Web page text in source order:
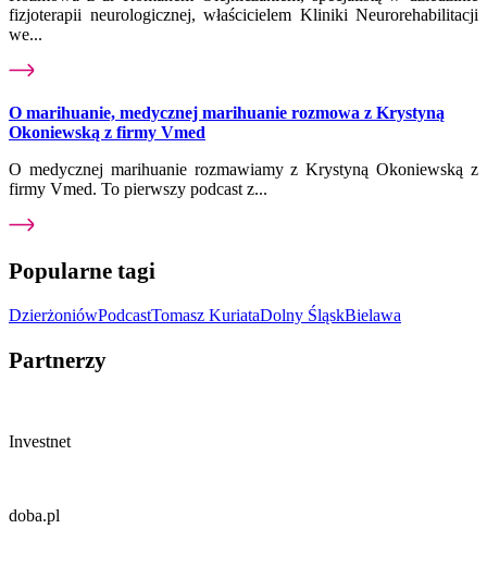
fizjoterapii neurologicznej, właścicielem Kliniki Neurorehabilitacji
we...
O marihuanie, medycznej marihuanie rozmowa z Krystyną
Okoniewską z firmy Vmed
O medycznej marihuanie rozmawiamy z Krystyną Okoniewską z
firmy Vmed. To pierwszy podcast z...
Popularne tagi
DzierżoniówPodcastTomasz KuriataDolny ŚląskBielawa
Partnerzy
Investnet
doba.pl